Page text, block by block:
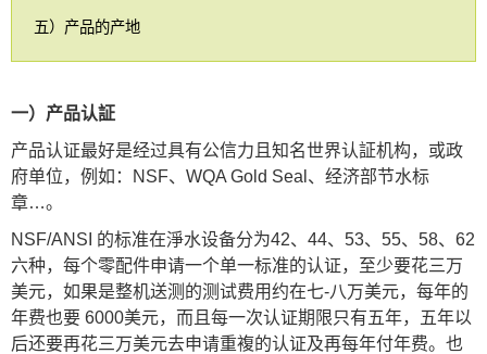
五）产品的产地
一）产品认証
产品认证最好是经过具有公信力且知名世界认証机构，或政
府单位，例如：NSF、WQA Gold Seal、经济部节水标
章…。
NSF/ANSI 的标准在淨水设备分为42、44、53、55、58、62
六种，每个零配件申请一个单一标准的认证，至少要花三万
美元，如果是整机送测的测试费用约在七-八万美元，每年的
年费也要 6000美元，而且每一次认证期限只有五年，五年以
后还要再花三万美元去申请重複的认证及再每年付年费。也